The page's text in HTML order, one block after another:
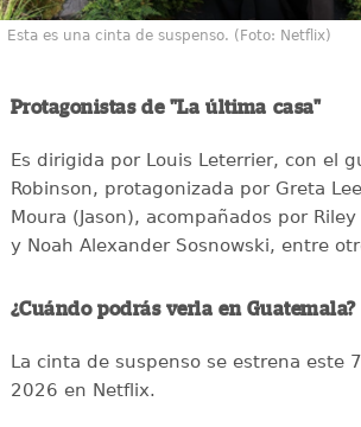
Esta es una cinta de suspenso. (Foto: Netflix)
Protagonistas de "La última casa"
Es dirigida por Louis Leterrier, con el
Robinson, protagonizada por Greta
Moura (Jason), acompañados por
y Noah Alexander Sosnowski, entre
¿Cuándo podrás verla en Guatemala?
La cinta de suspenso se estrena este
2026 en Netflix.